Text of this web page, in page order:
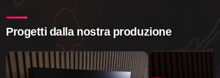
Progetti dalla nostra produzione